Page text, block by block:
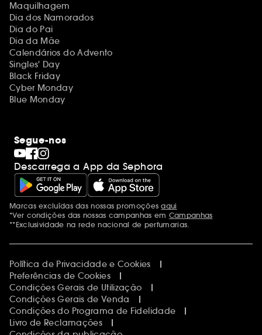
Maquilhagem
Dia dos Namorados
Dia do Pai
Dia da Mãe
Calendários do Advento
Singles' Day
Black Friday
Cyber Monday
Blue Monday
Segue-nos
Descarrega a App da Sephora
Menções adicionais
Marcas excluídas das nossas promoçõesaqui
*Ver condições das nossas campanhas em Campanhas
**Exclusividade na rede nacional de perfumarias.
Política de Privacidade e Cookies
Preferências de Cookies
Condições Gerais de Utilização
Condições Gerais de Venda
Condições do Programa de Fidelidade
Livro de Reclamações